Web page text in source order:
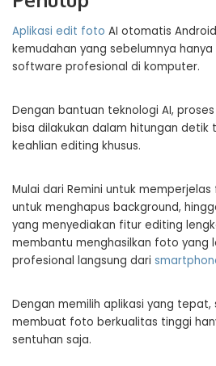
Aplikasi edit foto AI otomatis
kemudahan yang sebelumnya
software profesional di komputer.
Dengan bantuan teknologi AI,
bisa dilakukan dalam hitungan detik
keahlian editing khusus.
Mulai dari Remini untuk
untuk menghapus background,
yang menyediakan fitur editing
membantu menghasilkan foto yang
profesional langsung dari
Dengan memilih aplikasi yang tepat,
membuat foto berkualitas tinggi
sentuhan saja.